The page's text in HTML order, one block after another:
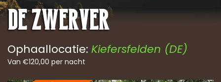
De zwerver
Ophaallocatie: Kiefersfelden (DE)
Van €120,00 per nacht